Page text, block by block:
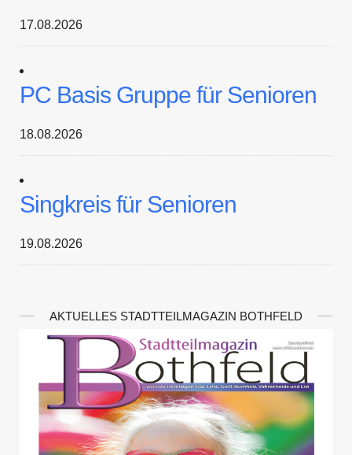
17.08.2026
PC Basis Gruppe für Senioren
18.08.2026
Singkreis für Senioren
19.08.2026
AKTUELLES STADTTEILMAGAZIN BOTHFELD